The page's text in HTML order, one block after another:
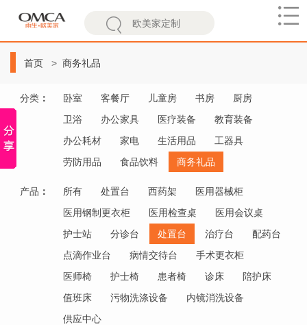
欧
首页 商务礼品
分类 ： 卧室 客餐厅 儿童房 书房
厨房
卫浴
办公家具 医疗装备
教育装备
办公耗材
家电 生活用品
工器具
劳防用品
食品饮料 商务礼品
产品 ： 所有 处置台 西药架
医用器械柜
医用钢制更衣柜
医用检查桌
医用会议桌
护士站
分诊台 处置台 治疗台
配药台
点滴作业台
病情交待台
手术更衣柜
医师椅
护士椅 患者椅 诊床
陪护床
值班床
污物洗涤设备
内镜消洗设备
供应中心